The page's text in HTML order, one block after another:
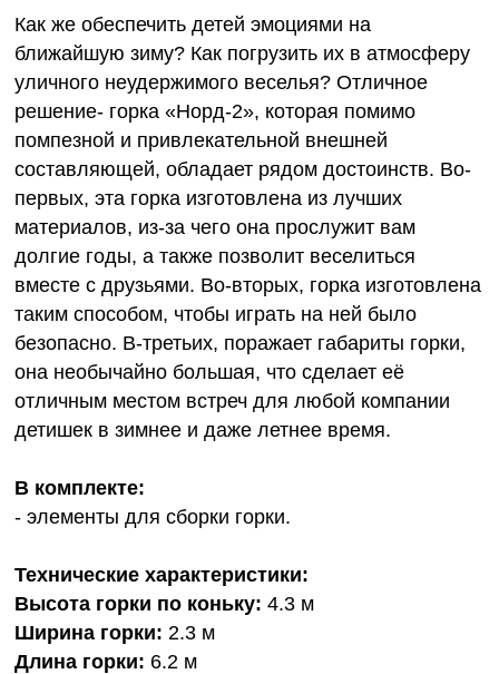
Как же обеспечить детей эмоциями на
ближайшую зиму? Как погрузить их в атмосферу
уличного неудержимого веселья? Отличное
решение- горка «Норд-2», которая помимо
помпезной и привлекательной внешней
составляющей, обладает рядом достоинств. Во-
первых, эта горка изготовлена из лучших
материалов, из-за чего она прослужит вам
долгие годы, а также позволит веселиться
вместе с друзьями. Во-вторых, горка изготовлена
таким способом, чтобы играть на ней было
безопасно. В-третьих, поражает габариты горки,
она необычайно большая, что сделает её
отличным местом встреч для любой компании
детишек в зимнее и даже летнее время.
В комплекте:
- элементы для сборки горки.
Технические характеристики:
Высота горки по коньку: 4.3 м
Ширина горки: 2.3 м
Длина горки: 6.2 м